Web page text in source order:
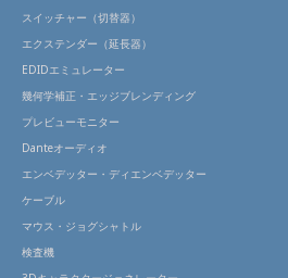
スイッチャー（切替器）
エクステンダー（延長器）
EDIDエミュレーター
幾何学補正・エッジブレンディング
プレビューモニター
Danteオーディオ
エンベデッター・ディエンベデッター
ケーブル
マウス・ジョグシャトル
検査機